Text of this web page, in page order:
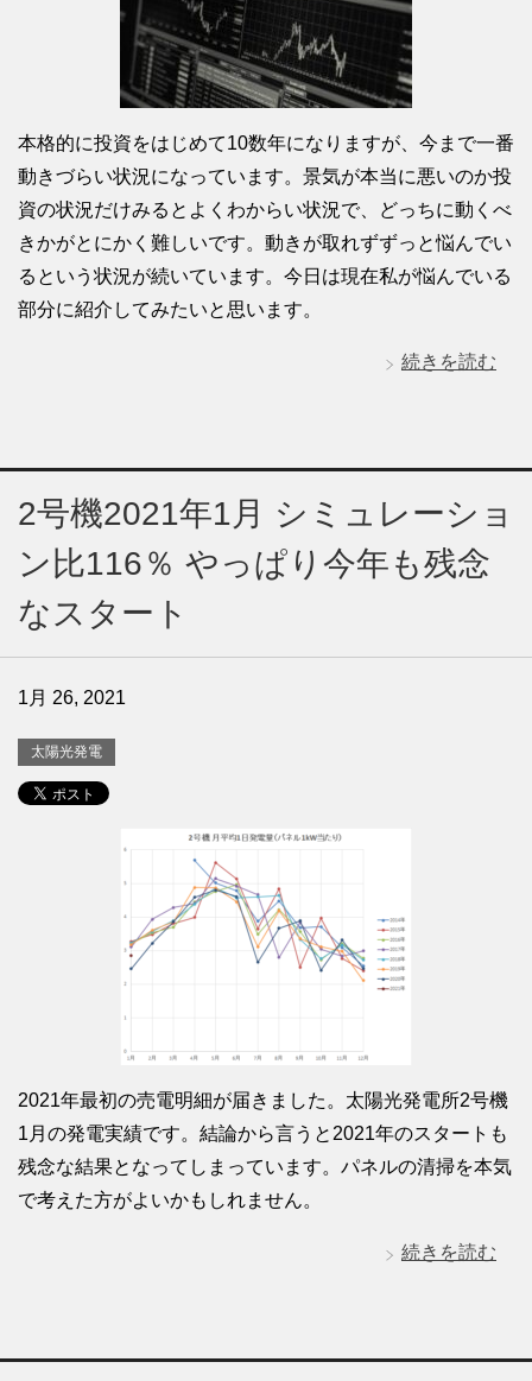
本格的に投資をはじめて10数年になりますが、今まで一番
動きづらい状況になっています。景気が本当に悪いのか投
資の状況だけみるとよくわからい状況で、どっちに動くべ
きかがとにかく難しいです。動きが取れずずっと悩んでい
るという状況が続いています。今日は現在私が悩んでいる
部分に紹介してみたいと思います。
続きを読む
2号機2021年1月 シミュレーショ
ン比116％ やっぱり今年も残念
なスタート
1月 26, 2021
太陽光発電
2021年最初の売電明細が届きました。太陽光発電所2号機
1月の発電実績です。結論から言うと2021年のスタートも
残念な結果となってしまっています。パネルの清掃を本気
で考えた方がよいかもしれません。
続きを読む